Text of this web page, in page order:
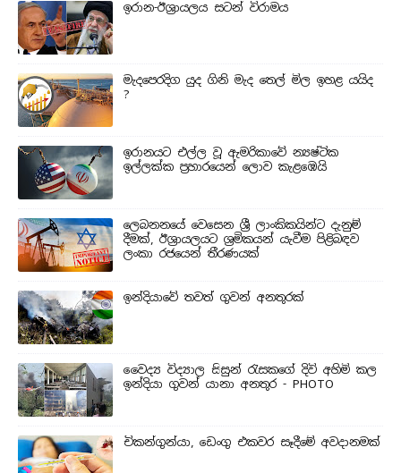
ඉරාන-ඊශ්‍රායලය සටන් විරාමය
මැදපෙරදිග යුද ගිනි මැද තෙල් මිල ඉහළ යයිද
?
ඉරානයට එල්ල වූ ඇමරිකාවේ න්‍යෂ්ටික
ඉල්ලක්ක ප්‍රහාරයෙන් ලොව කැළඹෙයි
ලෙබනනයේ වෙසෙන ශ්‍රී ලාංකිකයින්ට දැනුම්
දීමක්, ඊශ්‍රායලයට ශ්‍රමිකයන් යැවීම පිළිබඳව
ලංකා රජයෙන් තීරණයක්
ඉන්දියාවේ තවත් ගුවන් අනතුරක්
වෛද්‍ය විද්‍යාල සිසුන් ‍රැසකගේ දිවි අහිමි කල
ඉන්දියා ගුවන් යානා අනතුර - PHOTO
චිකන්ගුන්යා, ඩෙංගු එකවර සෑදීමේ අවදානමක්